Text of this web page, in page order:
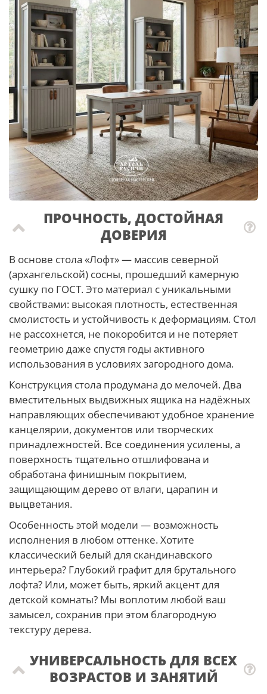
ПРОЧНОСТЬ, ДОСТОЙНАЯ
ДОВЕРИЯ
В основе стола «Лофт» — массив северной
(архангельской) сосны, прошедший камерную
сушку по ГОСТ. Это материал с уникальными
свойствами: высокая плотность, естественная
смолистость и устойчивость к деформациям. Стол
не рассохнется, не покоробится и не потеряет
геометрию даже спустя годы активного
использования в условиях загородного дома.
Конструкция стола продумана до мелочей. Два
вместительных выдвижных ящика на надёжных
направляющих обеспечивают удобное хранение
канцелярии, документов или творческих
принадлежностей. Все соединения усилены, а
поверхность тщательно отшлифована и
обработана финишным покрытием,
защищающим дерево от влаги, царапин и
выцветания.
Особенность этой модели — возможность
исполнения в любом оттенке. Хотите
классический белый для скандинавского
интерьера? Глубокий графит для брутального
лофта? Или, может быть, яркий акцент для
детской комнаты? Мы воплотим любой ваш
замысел, сохранив при этом благородную
текстуру дерева.
УНИВЕРСАЛЬНОСТЬ ДЛЯ ВСЕХ
ВОЗРАСТОВ И ЗАНЯТИЙ